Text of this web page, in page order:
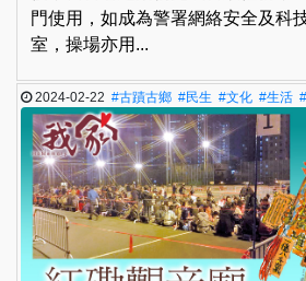
門使用，如成為警署網絡安全及科
室，操場亦用...
2024-02-22#古蹟古鄉 #民生 #文化 #生活